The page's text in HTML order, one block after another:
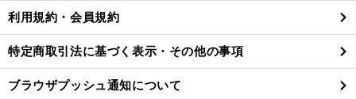
利用規約・会員規約
特定商取引法に基づく表示・その他の事項
ブラウザプッシュ通知について